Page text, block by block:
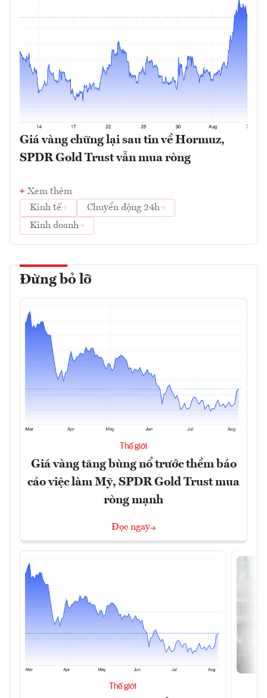
Giá vàng chững lại sau tin về Hormuz,
SPDR Gold Trust vẫn mua ròng
Xem thêm
Kinh tế
Chuyển động 24h
Kinh doanh
Đừng bỏ lỡ
Thế giới
Giá vàng tăng bùng nổ trước thềm báo
cáo việc làm Mỹ, SPDR Gold Trust mua
ròng mạnh
Đọc ngay
Thế giới